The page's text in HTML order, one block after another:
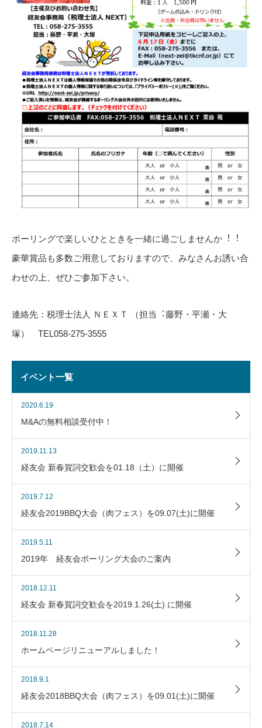
ボーリングで楽しいひとときを一緒に過ごしませんか︕︕
豪華賞品も多数ご用意しておりますので、みなさんお誘い合
わせの上、ぜひご参加下さい。
連絡先：税理士法人 ＮＥＸＴ （担当︓藤野・平瀬・大
塚） TEL058-275-3555
イベント一覧
2020.6.19
M&Aの無料相談受付中！
2019.11.13
経友会 新春賀詞交歓会を01.18（土）に開催
2019.7.12
経友会2019BBQ大会（肉フェス）を09.07(土)に開催
2019.5.11
2019年 経友会ボーリング大会のご案内
2018.12.11
経友会 新春賀詞交歓会を2019.1.26(土) に開催
2018.11.28
ホームページリニューアルしました！
2018.9.1
経友会2018BBQ大会（肉フェス）を09.01(土)に開催
2018.7.14